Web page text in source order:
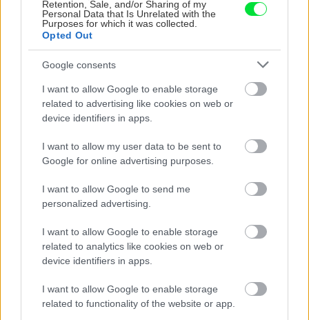
Retention, Sale, and/or Sharing of my
Personal Data that Is Unrelated with the
Purposes for which it was collected.
Opted Out
Google consents
I want to allow Google to enable storage
related to advertising like cookies on web or
device identifiers in apps.
I want to allow my user data to be sent to
Google for online advertising purposes.
I want to allow Google to send me
personalized advertising.
I want to allow Google to enable storage
related to analytics like cookies on web or
device identifiers in apps.
I want to allow Google to enable storage
related to functionality of the website or app.
krások, ktoré rozžiaria
vašu záhradu
rastliny? Pravda vás
možno prekvapí
CHALUPA
Na Morave prerobila
starú chalupu na
nepoznanie: Keď
že nie ste v Toskánsku
S motorovou pílou sa
dokáže aj podpísať.
montovaný domček v
duchu tradícií